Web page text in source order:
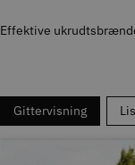
Effektive
Gittervisning